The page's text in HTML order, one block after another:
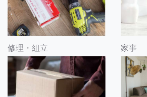
修理・組立 家事